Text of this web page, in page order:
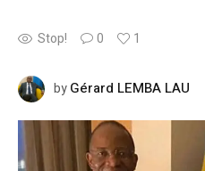
Stop! 0 1
byGérard LEMBA LAU